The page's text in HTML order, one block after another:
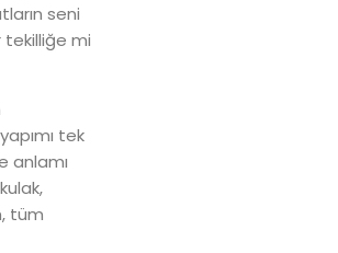
seni
tekilliğe mi
tek
anlamı
tüm